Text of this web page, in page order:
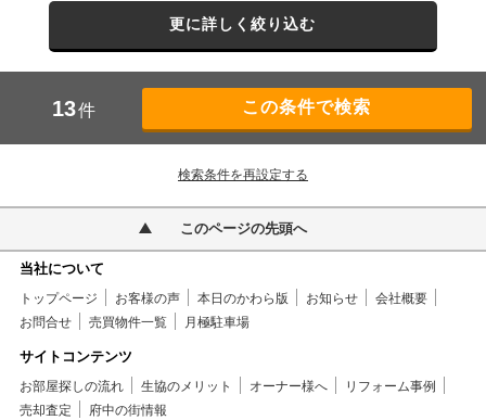
更に詳しく絞り込む
13件
検索条件を再設定する
このページの先頭へ
当社について
トップページ お客様の声 本日のかわら版 お知らせ
会社概要
お問合せ
売買物件一覧 月極駐車場
サイトコンテンツ
お部屋探しの流れ 生協のメリット オーナー様へ
リフォーム事例
売却査定
府中の街情報